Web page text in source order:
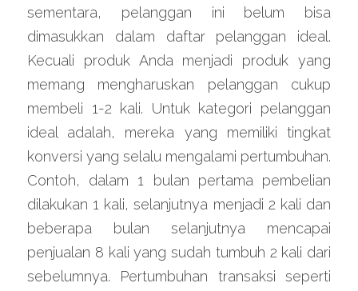
sementara, pelanggan ini belum bisa
dimasukkan dalam daftar pelanggan ideal.
Kecuali produk Anda menjadi produk yang
memang mengharuskan pelanggan cukup
membeli 1-2 kali. Untuk kategori pelanggan
ideal adalah, mereka yang memiliki tingkat
konversi yang selalu mengalami pertumbuhan.
Contoh, dalam 1 bulan pertama pembelian
dilakukan 1 kali, selanjutnya menjadi 2 kali dan
beberapa bulan selanjutnya mencapai
penjualan 8 kali yang sudah tumbuh 2 kali dari
sebelumnya. Pertumbuhan transaksi seperti